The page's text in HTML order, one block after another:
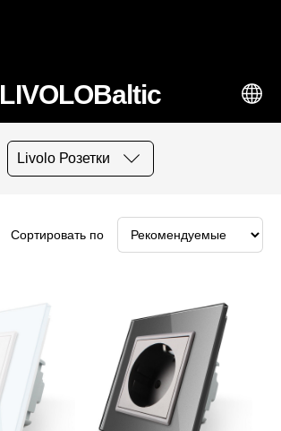
LIVOLOBaltic
Livolo Розетки
Сортировать по